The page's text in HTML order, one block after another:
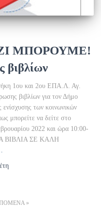
ΜΠΟΡΟΥΜΕ!
βιβλίων
1ου και 2ου ΕΠΑ.Λ. Αγ.
βιβλίων για τον Δήμο
των κοινωνικών
μπορείτε να δείτε στο
2022 και ώρα 10:00-
ΒΙΒΛΙΑ ΣΕ ΚΑΛΗ